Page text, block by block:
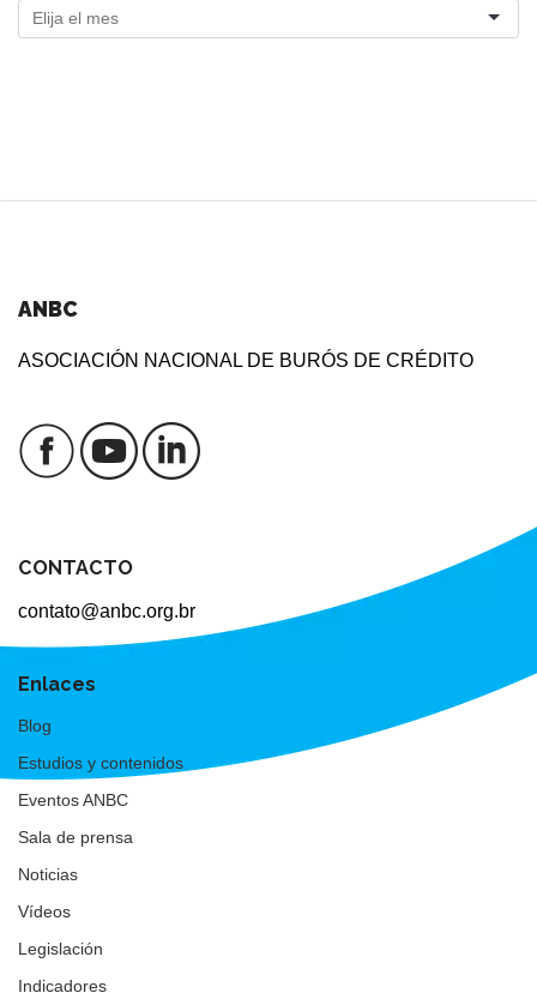
ANBC
ASOCIACIÓN NACIONAL DE BURÓS DE CRÉDITO
CONTACTO
contato@anbc.org.br
Enlaces
Blog
Estudios y contenidos
Eventos ANBC
Sala de prensa
Noticias
Vídeos
Legislación
Indicadores